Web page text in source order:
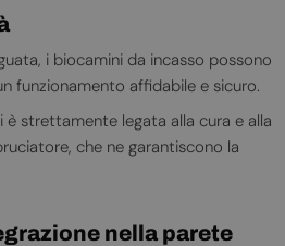
i biocamini da incasso possono
funzionamento affidabile e sicuro.
è strettamente legata alla cura e alla
che ne garantiscono la
nella parete